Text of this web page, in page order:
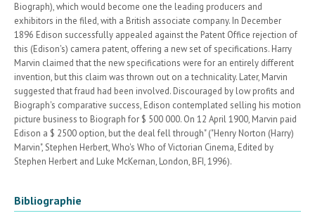
Biograph), which would become one the leading producers and
exhibitors in the filed, with a British associate company. In December
1896 Edison successfully appealed against the Patent Office rejection of
this (Edison's) camera patent, offering a new set of specifications. Harry
Marvin claimed that the new specifications were for an entirely different
invention, but this claim was thrown out on a technicality. Later, Marvin
suggested that fraud had been involved. Discouraged by low profits and
Biograph's comparative success, Edison contemplated selling his motion
picture business to Biograph for $ 500 000. On 12 April 1900, Marvin paid
Edison a $ 2500 option, but the deal fell through" ("Henry Norton (Harry)
Marvin", Stephen Herbert, Who's Who of Victorian Cinema, Edited by
Stephen Herbert and Luke McKernan, London, BFI, 1996).
Bibliographie